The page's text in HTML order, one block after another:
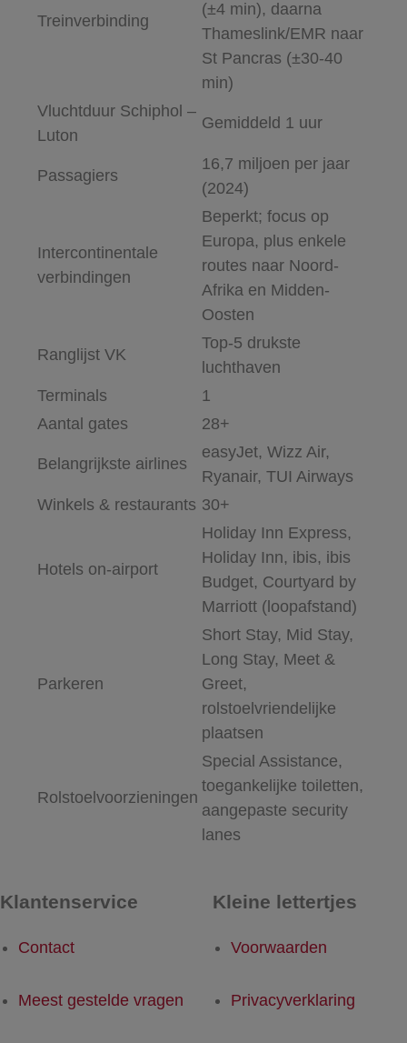
Treinverbinding
(±4 min), daarna
Thameslink/EMR naar
St Pancras (±30-40
min)
Vluchtduur Schiphol –
Luton
Gemiddeld 1 uur
Passagiers
16,7 miljoen per jaar
(2024)
Intercontinentale
verbindingen
Beperkt; focus op
Europa, plus enkele
routes naar Noord-
Afrika en Midden-
Oosten
Ranglijst VK
Top-5 drukste
luchthaven
Terminals
1
Aantal gates
28+
Belangrijkste airlines
easyJet, Wizz Air,
Ryanair, TUI Airways
Winkels & restaurants 30+
Hotels on-airport
Holiday Inn Express,
Holiday Inn, ibis, ibis
Budget, Courtyard by
Marriott (loopafstand)
Parkeren
Short Stay, Mid Stay,
Long Stay, Meet &
Greet,
rolstoelvriendelijke
plaatsen
Rolstoelvoorzieningen
Special Assistance,
toegankelijke toiletten,
aangepaste security
lanes
Klantenservice
Contact
Meest gestelde vragen
Kleine lettertjes
Voorwaarden
Privacyverklaring